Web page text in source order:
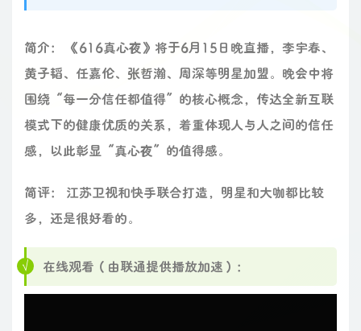
简介： 《616真心夜》将于6月15日晚直播，李宇春、
黄子韬、任嘉伦、张哲瀚、周深等明星加盟。晚会中将
围绕“每一分信任都值得”的核心概念，传达全新互联
模式下的健康优质的关系，着重体现人与人之间的信任
感，以此彰显“真心夜”的值得感。
简评： 江苏卫视和快手联合打造，明星和大咖都比较
多，还是很好看的。
在线观看（由联通提供播放加速）：